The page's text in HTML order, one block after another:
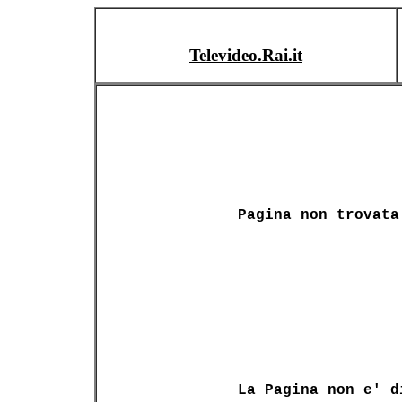
Televideo.Rai.it
Pagina non trovata
La Pagina non e'